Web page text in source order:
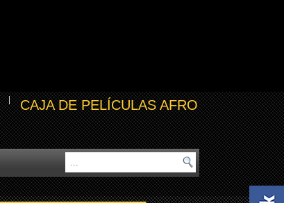
CAJA DE PELÍCULAS AFRO